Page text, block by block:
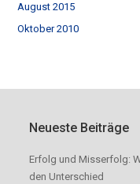
August 2015
Oktober 2010
Neueste Beiträge
Erfolg und Misserfolg:
den Unterschied